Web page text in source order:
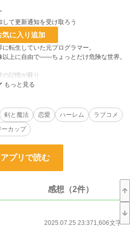
して更新通知を受け取ろう
気に入り追加
転生していた元プログラマー。
以上に自由で――ちょっとだけ危険な世界。
記憶が蘇り、
。
器に少年は静かに準備を進めていく。
ージ”へと歩み出す。
した少年の、
剣と魔法 恋愛 ハーレム
ラブコメ
カップ
アプリで読む
感想（2件）
2025.07.25 23:371,606文字